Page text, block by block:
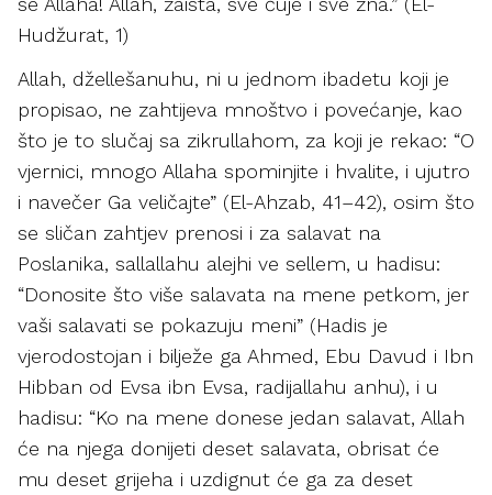
Hudžurat, 1)
Allah, džellešanuhu, ni u jednom ibadetu koji je
propisao, ne zahtijeva mnoštvo i povećanje, kao
što je to slučaj sa zikrullahom, za koji je rekao: “O
vjernici, mnogo Allaha spominjite i hvalite, i ujutro
i navečer Ga veličajte” (El-Ahzab, 41–42), osim što
se sličan zahtjev prenosi i za salavat na
Poslanika, sallallahu alejhi ve sellem, u hadisu:
“Donosite što više salavata na mene petkom, jer
vaši salavati se pokazuju meni” (Hadis je
vjerodostojan i bilježe ga Ahmed, Ebu Davud i Ibn
Hibban od Evsa ibn Evsa, radijallahu anhu), i u
hadisu: “Ko na mene donese jedan salavat, Allah
će na njega donijeti deset salavata, obrisat će
mu deset grijeha i uzdignut će ga za deset